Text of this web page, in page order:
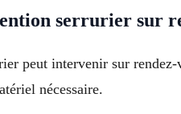
serrurier sur
peut intervenir sur rendez-
nécessaire.